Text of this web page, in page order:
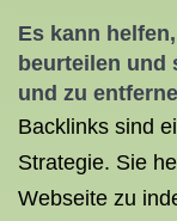
Es kann
beurteilen und
und zu
Backlinks sind
Strategie. Sie
Webseite zu